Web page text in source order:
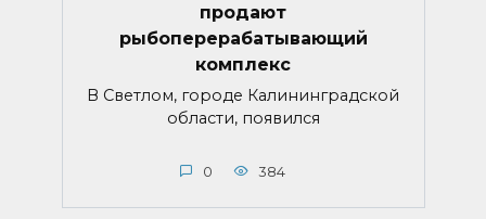
продают
рыбоперерабатывающий
комплекс
В Светлом, городе Калининградской
области, появился
0 384